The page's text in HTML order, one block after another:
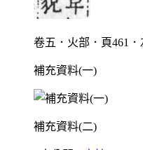
卷五．火部．頁461．
補充資料(一)
補充資料(二)